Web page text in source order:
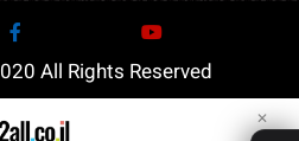
All Rights Reserved
✕